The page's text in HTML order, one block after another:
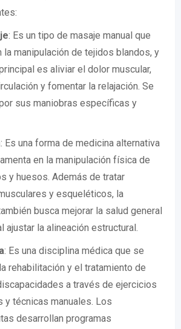
: Es un tipo de masaje manual que
la manipulación de tejidos blandos, y
es aliviar el dolor muscular,
y fomentar la relajación. Se
sus maniobras específicas y
: Es una forma de medicina alternativa
en la manipulación física de
y huesos. Además de tratar
y esqueléticos, la
busca mejorar la salud general
ajustar la alineación estructural.
: Es una disciplina médica que se
rehabilitación y el tratamiento de
a través de ejercicios
y técnicas manuales. Los
desarrollan programas